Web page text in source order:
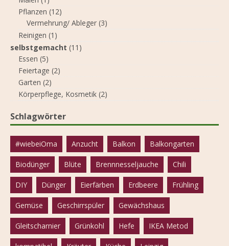
Pflanzen (12)
Vermehrung/ Ableger (3)
Reinigen (1)
selbstgemacht (11)
Essen (5)
Feiertage (2)
Garten (2)
Körperpflege, Kosmetik (2)
Schlagwörter
#wiebeiOma Anzucht Balkon Balkongarten
Biodünger Blüte Brennnesseljauche Chili
DIY Dünger Eierfärben Erdbeere Frühling
Gemüse Geschirrspüler Gewächshaus
Gleitscharnier Grünkohl Hefe IKEA Metod